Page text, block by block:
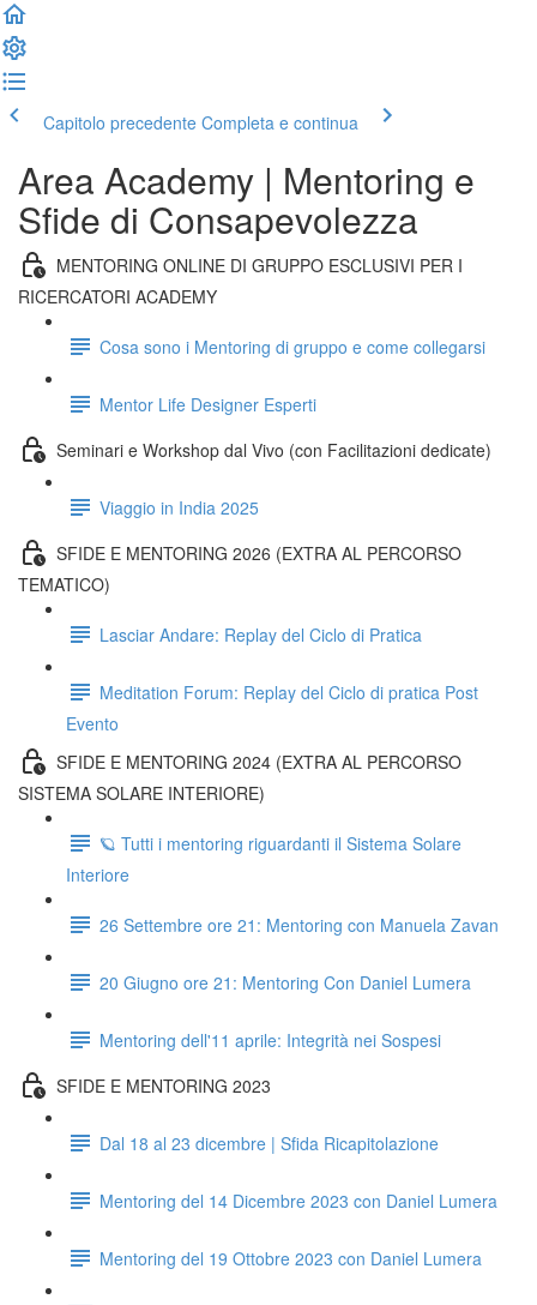
Capitolo precedente Completa e continua
Area Academy | Mentoring e
Sfide di Consapevolezza
MENTORING ONLINE DI GRUPPO ESCLUSIVI PER I
RICERCATORI ACADEMY
Cosa sono i Mentoring di gruppo e come collegarsi
Mentor Life Designer Esperti
Seminari e Workshop dal Vivo (con Facilitazioni dedicate)
Viaggio in India 2025
SFIDE E MENTORING 2026 (EXTRA AL PERCORSO
TEMATICO)
Lasciar Andare: Replay del Ciclo di Pratica
Meditation Forum: Replay del Ciclo di pratica Post
Evento
SFIDE E MENTORING 2024 (EXTRA AL PERCORSO
SISTEMA SOLARE INTERIORE)
🪐 Tutti i mentoring riguardanti il Sistema Solare
Interiore
26 Settembre ore 21: Mentoring con Manuela Zavan
20 Giugno ore 21: Mentoring Con Daniel Lumera
Mentoring dell'11 aprile: Integrità nei Sospesi
SFIDE E MENTORING 2023
Dal 18 al 23 dicembre | Sfida Ricapitolazione
Mentoring del 14 Dicembre 2023 con Daniel Lumera
Mentoring del 19 Ottobre 2023 con Daniel Lumera